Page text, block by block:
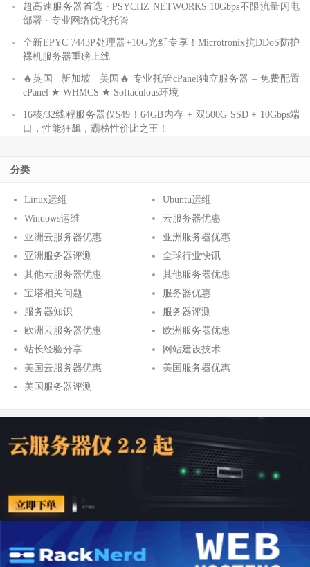
超高速服务器首选 · PSYCHZ NETWORKS 10Gbps不限流量闪电
部署 · 专业网络优化托管
全新EPYC 7443P处理器+10G光纤专享！Microtronix抗DDoS防护
裸机服务器重磅上线
🔥英国 | 新加坡 | 美国🔥 专业托管cPanel独立服务器 – 免费配置
cPanel ★ WHMCS ★ Softaculous环境
16核/32线程服务器仅$49！64GB内存 + 双500G SSD + 10Gbps端
口，性能狂飙，霸榜性价比之王！
分类
Linux运维
Ubuntu运维
Windows运维
云服务器优惠
亚洲云服务器优惠
亚洲服务器优惠
亚洲服务器评测
全球行业快讯
其他云服务器优惠
其他服务器优惠
宝塔相关问题
服务器优惠
服务器知识
服务器评测
欧洲云服务器优惠
欧洲服务器优惠
站长经验分享
网站建设技术
美国云服务器优惠
美国服务器优惠
美国服务器评测